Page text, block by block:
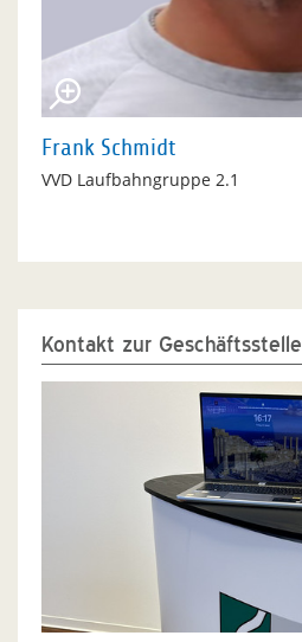
Frank Schmidt
VVD Laufbahngruppe 2.1
Kontakt zur Geschäftsstelle